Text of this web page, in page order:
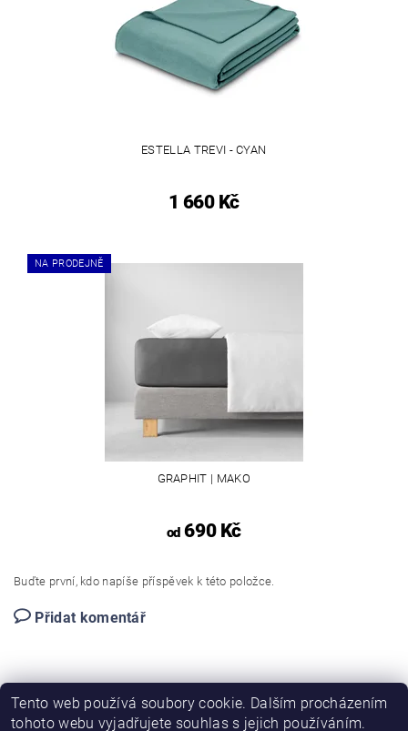
ESTELLA TREVI - CYAN
1 660 Kč
NA PRODEJNĚ
GRAPHIT | MAKO
od690 Kč
Buďte první, kdo napíše příspěvek k této položce.
Přidat komentář
Tento web používá soubory cookie. Dalším procházením
tohoto webu vyjadřujete souhlas s jejich používáním.